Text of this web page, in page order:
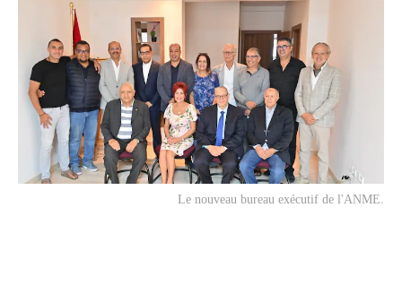
Le nouveau bureau exécutif de l'ANME.